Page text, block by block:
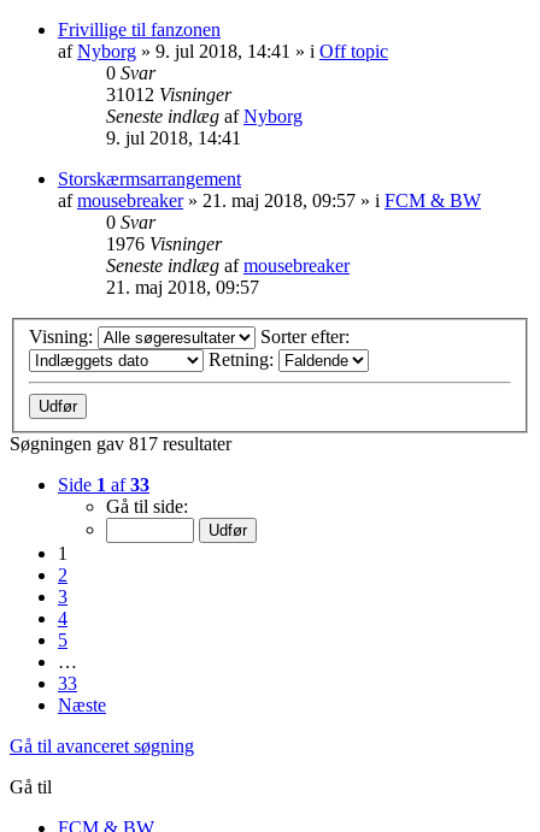
Frivillige til fanzonen
afNyborg » 9. jul 2018, 14:41 » i Off topic
0 Svar
31012 Visninger
Seneste indlæg afNyborg
9. jul 2018, 14:41
Storskærmsarrangement
afmousebreaker» 21. maj 2018, 09:57 » i FCM & BW
0 Svar
1976 Visninger
Seneste indlæg afmousebreaker
21. maj 2018, 09:57
Visning:
Sorter efter:
Retning:
Søgningen gav 817 resultater
Side 1 af33
Gå til side:
1
2
3
4
5
…
33
Næste
Gå til avanceret søgning
Gå til